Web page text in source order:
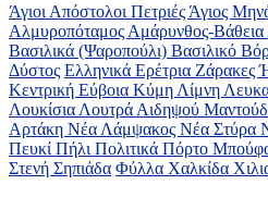
Άγιοι Απόστολοι Πετριές Άγιος
Αλμυροπόταμος Αμάρυνθος-Βάθεια
Βασιλικά (Ψαροπούλι) Βασιλικό
Δύστος Ελληνικά Ερέτρια Ζάρακες
Κεντρική Εύβοια Κύμη Λίμνη
Λουκίσια Λουτρά Αιδηψού
Αρτάκη Νέα Λάμψακος Νέα Στύρα
Πευκί Πήλι Πολιτικά Πόρτο
Στενή Σηπιάδα Φύλλα Χαλκίδα